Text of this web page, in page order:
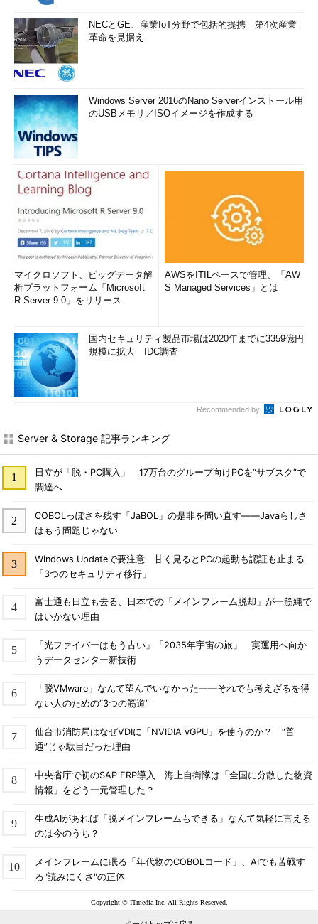
NECとGE、産業IoT分野で包括的提携 第4次産業
革命を見据え
Windows Server 2016のNano Serverインストール用
のUSBメモリ／ISOイメージを作成する
マイクロソフト、ビッグデータ解
析プラットフォーム「Microsoft
R Server 9.0」をリリース
AWSをITILベースで管理、「AW
S Managed Services」とは
国内セキュリティ製品市場は2020年までに3359億円
規模に拡大 IDC調査
Recommended by
Server & Storage 記事ランキング
日立が「脱・PC購入」 17万台のグループ向けPCを“サブスク”で
調達へ
COBOLっぽさを残す「JaBOL」の是非を問い直す――Javaらしさ
はもう問題じゃない
Windows Updateで要注意 甘く見るとPCの起動も認証も止まる
「3つのセキュリティ移行」
富士通も日立も去る、日本での「メインフレーム脱却」が一筋縄で
はいかない理由
「光ファイバーはもう古い」「2035年宇宙の旅」 実運用へ向か
うデータセンター新技術
「脱VMware」なんて望んでいなかった――それでも考えざるを得
ない人のための“3つの筋道”
仙台市消防局はなぜVDIに「NVIDIA vGPU」を使うのか？ “普
通”じゃ駄目だった理由
中央省庁で初のSAP ERP導入 海上自衛隊は「全国に分散した物資
情報」をどう一元管理した？
生成AIがあれば「脱メインフレームもできる」なんて気軽に言える
のは今のうち？
メインフレームに眠る「年代物のCOBOLコード」、AIでも苦戦す
る"読みにくさ"の正体
Copyright © ITmedia Inc. All Rights Reserved.